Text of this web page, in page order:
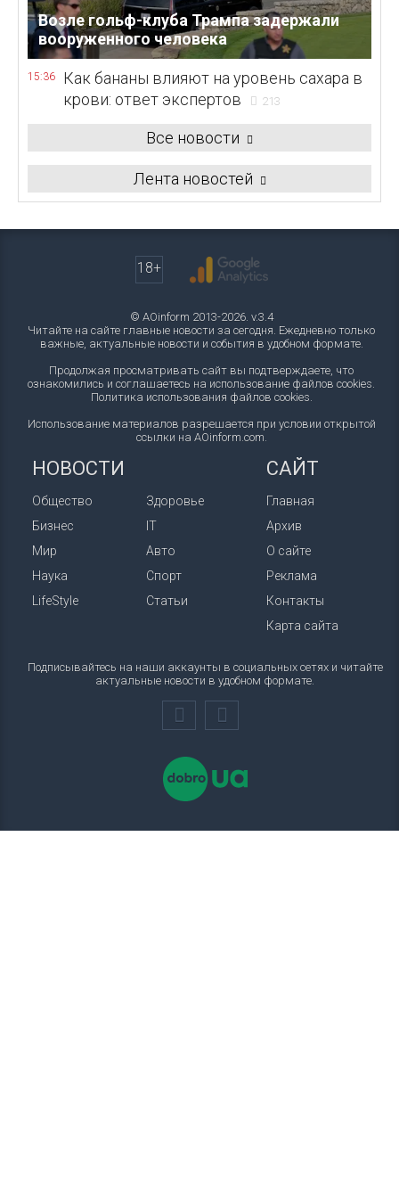
Возле гольф-клуба Трампа задержали
вооруженного человека
15:36
Как бананы влияют на уровень сахара в
крови: ответ экспертов
213
Все новости
Лента новостей
18+
© AOinform 2013-2026. v.3.4
Читайте на сайте главные новости за сегодня. Ежедневно только
важные, актуальные новости и события в удобном формате.
Продолжая просматривать сайт вы подтверждаете, что
ознакомились и соглашаетесь на использование файлов cookies.
Политика использования файлов cookies.
Использование материалов разрешается при условии открытой
ссылки на AOinform.com.
НОВОСТИ
Общество
Бизнес
Мир
Наука
LifeStyle
Здоровье
IT
Авто
Спорт
Статьи
САЙТ
Главная
Архив
О сайте
Реклама
Контакты
Карта сайта
Подписывайтесь на наши аккаунты в социальных сетях и читайте
актуальные новости в удобном формате.